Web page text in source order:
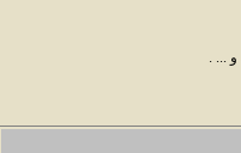
و ... .